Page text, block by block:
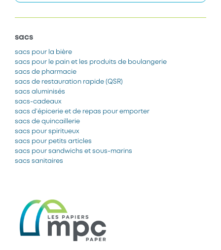
sacs
sacs pour la bière
sacs pour le pain et les produits de boulangerie
sacs de pharmacie
sacs de restauration rapide (QSR)
sacs aluminisés
sacs-cadeaux
sacs d’épicerie et de repas pour emporter
sacs de quincaillerie
sacs pour spiritueux
sacs pour petits articles
sacs pour sandwichs et sous-marins
sacs sanitaires